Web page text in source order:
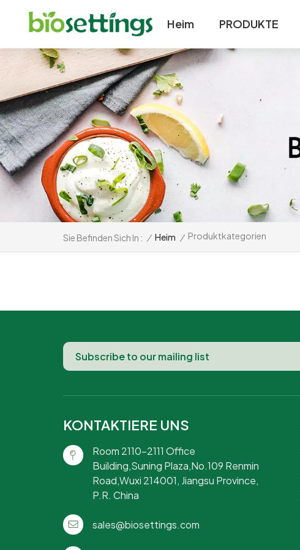
Heim PRODUKTE
Sie Befinden Sich In : / Heim / Produktkategorien
KONTAKTIERE UNS
Room 2110-2111 Office
Building,Suning Plaza,No.109 Renmin
Road,Wuxi 214001, Jiangsu Province,
P.R. China
sales@biosettings.com